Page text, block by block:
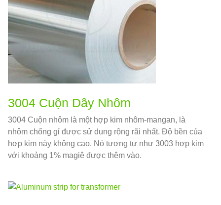
3004 Cuộn Dây Nhôm
3004 Cuộn nhôm là một hợp kim nhôm-mangan, là
nhôm chống gỉ được sử dụng rộng rãi nhất. Độ bền của
hợp kim này không cao. Nó tương tự như 3003 hợp kim
với khoảng 1% magiê được thêm vào.